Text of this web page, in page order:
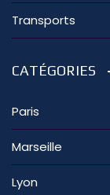
Transports
CATÉGORIES
Paris
Marseille
Lyon